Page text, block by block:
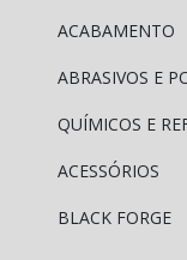
ACABAMENTO
ABRASIVOS E
QUÍMICOS E
ACESSÓRIOS
BLACK FORGE